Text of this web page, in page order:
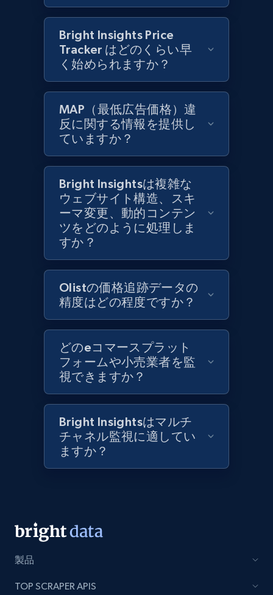
UPC
Rating, Reviews count, Initial price, Discount,
and more.
Zara - Products
Category id, Product id, Product name, Price,
Currency, Colour code, Colour, Description, and
1.2K+ 208+ 今すぐ始める
Zara - Products - discovery by category url
Category id, Product id, Product name, Price,
Currency, Colour code, Colour, Description, and
more.
1.2K+ 208+ 今すぐ始める
Best Buy products
URL, Product id, Title, Images, Final price,
Currency, Discount, Initial price, and more.
products using specified keywords
URL, Product id, Title, Images, Final price,
Bright Insights Price
Tracker はどのくらい早
く始められますか？
MAP（最低広告価格）違
反に関する情報を提供し
ていますか？
Bright Insightsは複雑な
ウェブサイト構造、スキ
ーマ変更、動的コンテン
ツをどのように処理しま
すか？
Olistの価格追跡データの
精度はどの程度ですか？
どのeコマースプラット
フォームや小売業者を監
視できますか？
Bright Insightsはマルチ
チャネル監視に適してい
ますか？
製品
TOP SCRAPER APIS